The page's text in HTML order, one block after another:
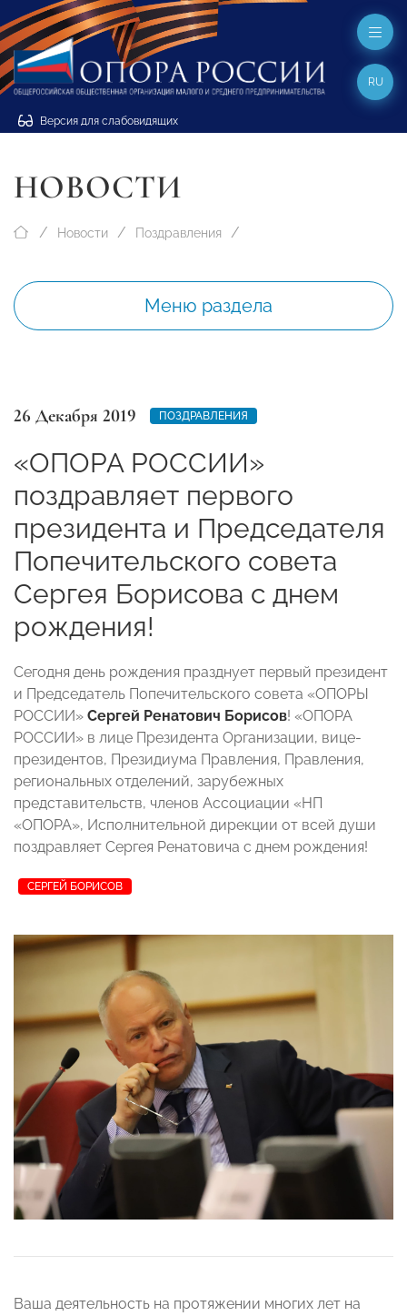
Версия для слабовидящих
RU
НОВОСТИ
Новости Поздравления
Меню раздела
26 Декабря 2019 ПОЗДРАВЛЕНИЯ
«ОПОРА РОССИИ»
поздравляет первого
президента и Председателя
Попечительского совета
Сергея Борисова с днем
рождения!
Сегодня день рождения празднует первый президент
и Председатель Попечительского совета «ОПОРЫ
РОССИИ» Сергей Ренатович Борисов! «ОПОРА
РОССИИ» в лице Президента Организации, вице-
президентов, Президиума Правления, Правления,
региональных отделений, зарубежных
представительств, членов Ассоциации «НП
«ОПОРА», Исполнительной дирекции от всей души
поздравляет Сергея Ренатовича с днем рождения!
СЕРГЕЙ БОРИСОВ
Ваша деятельность на протяжении многих лет на